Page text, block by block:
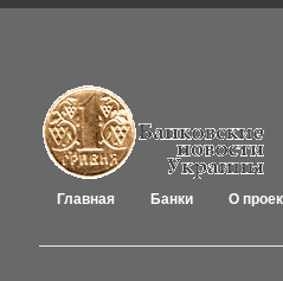
Главная Банки О